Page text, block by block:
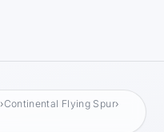
›Continental Flying Spur›